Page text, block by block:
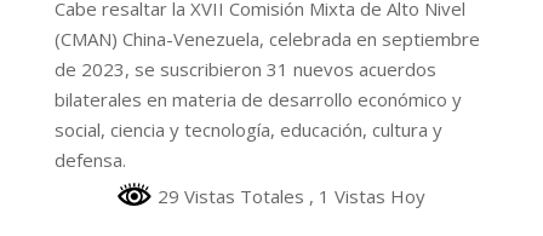
Cabe resaltar la XVII Comisión Mixta de Alto Nivel
(CMAN) China-Venezuela, celebrada en septiembre
de 2023, se suscribieron 31 nuevos acuerdos
bilaterales en materia de desarrollo económico y
social, ciencia y tecnología, educación, cultura y
defensa.
29 Vistas Totales , 1 Vistas Hoy